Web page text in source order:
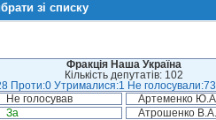
зі списку
Фракція Наша Україна
Кількість депутатів: 102
Проти:0 Утрималися:1 Не голосували:73
Не голосував Артеменко
За Атрошенко В.А.